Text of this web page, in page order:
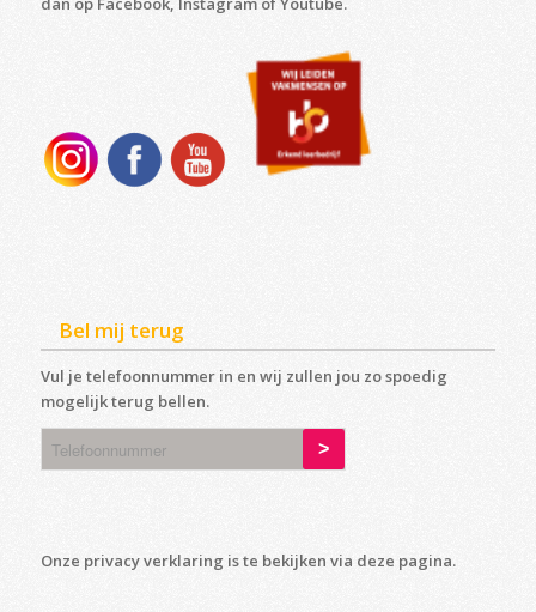
Bel mij terug
Vul je telefoonnummer in en wij zullen jou zo spoedig
mogelijk terug bellen.
Onze privacy verklaring is te bekijken via deze pagina.